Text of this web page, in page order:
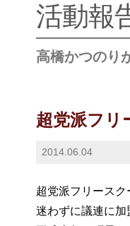
活動報
高橋かつのり
超党派フリ
2014.06.04
超党派フリース
迷わずに議連に加